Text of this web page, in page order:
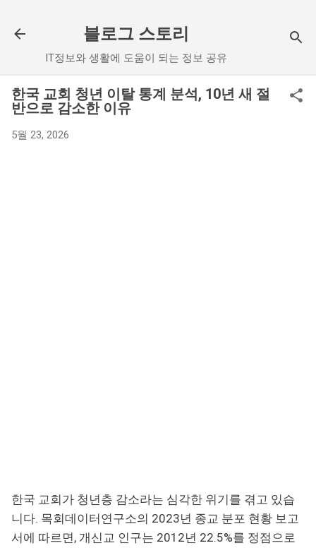
블로그 스토리
IT정보와 생활에 도움이 되는 정보 공유
한국 교회 청년 이탈 통계 분석, 10년 새 절
반으로 감소한 이유
5월 23, 2026
한국 교회가 청년층 감소라는 심각한 위기를 겪고 있습
니다. 목회데이터연구소의 2023년 종교 분포 현황 보고
서에 따르면, 개신교 인구는 2012년 22.5%를 정점으로